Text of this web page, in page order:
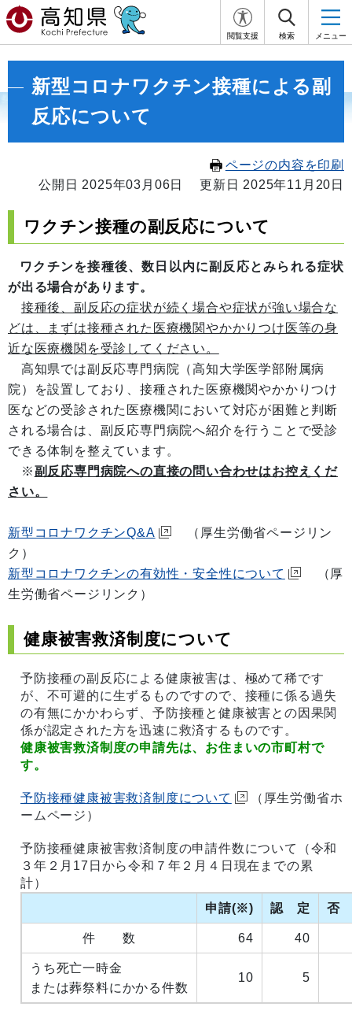
閲覧支援 検索 メニュー
新型コロナワクチン接種による副
反応について
ページの内容を印刷
公開日 2025年03月06日
更新日 2025年11月20日
ワクチン接種の副反応について
ワクチンを接種後、数日以内に副反応とみられる症状
が出る場合があります。
接種後、副反応の症状が続く場合や症状が強い場合な
どは、まずは接種された医療機関やかかりつけ医等の身
近な医療機関を受診してください。
高知県では副反応専門病院（高知大学医学部附属病
院）を設置しており、接種された医療機関やかかりつけ
医などの受診された医療機関において対応が困難と判断
される場合は、副反応専門病院へ紹介を行うことで受診
できる体制を整えています。
※副反応専門病院への直接の問い合わせはお控えくだ
さい。
新型コロナワクチンQ&A
（厚生労働省ページリン
ク）
新型コロナワクチンの有効性・安全性について
（厚
生労働省ページリンク）
健康被害救済制度について
予防接種の副反応による健康被害は、極めて稀です
が、不可避的に生ずるものですので、接種に係る過失
の有無にかかわらず、予防接種と健康被害との因果関
係が認定された方を迅速に救済するものです。
健康被害救済制度の申請先は、お住まいの市町村で
す。
予防接種健康被害救済制度について
（厚生労働省ホ
ームページ）
予防接種健康被害救済制度の申請件数について（令和
３年２月17日から令和７年２月４日現在までの累
計）
申請(※)
認 定 否
件 数 64 40
うち死亡一時金
または葬祭料にかかる件数
10 5